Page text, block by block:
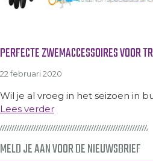
PERFECTE ZWEMACCESSOIRES VOOR
22 februari 2020
Wil je al vroeg in het seizoen in
Lees verder
MELD JE AAN VOOR DE NIEUWSBRIEF